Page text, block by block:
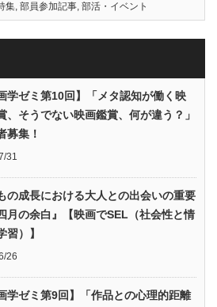
集, 部員参加記事, 部活・イベント
学ゼミ第10回】「メタ認知が働く映
、そうでない映画鑑賞、何が違う？」
募集！
31
の成長における大人との出会いの重要
月の余白』【映画でSEL（社会性と情
習）】
26
学ゼミ第9回】「作品との心理的距離